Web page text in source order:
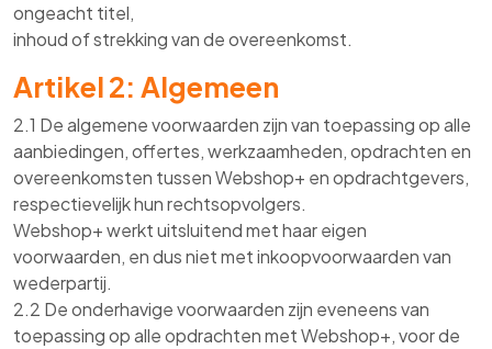
ongeacht titel,
inhoud of strekking van de overeenkomst.
Artikel 2: Algemeen
2.1 De algemene voorwaarden zijn van toepassing op alle
aanbiedingen, offertes, werkzaamheden, opdrachten en
overeenkomsten tussen Webshop+ en opdrachtgevers,
respectievelijk hun rechtsopvolgers.
Webshop+ werkt uitsluitend met haar eigen
voorwaarden, en dus niet met inkoopvoorwaarden van
wederpartij.
2.2 De onderhavige voorwaarden zijn eveneens van
toepassing op alle opdrachten met Webshop+, voor de